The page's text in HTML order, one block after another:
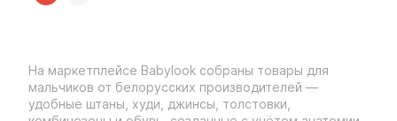
На маркетплейсе Babylook собраны товары для
мальчиков от белорусских производителей —
удобные штаны, худи, джинсы, толстовки,